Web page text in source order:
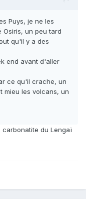
Puys, je ne les
Osiris, un peu tard
qu'il y a des
end avant d'aller
ce qu'il crache, un
mieu les volcans, un
carbonatite du Lengaï